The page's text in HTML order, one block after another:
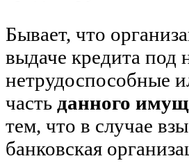
Бывает, что
выдаче кредита под
нетрудоспособные
часть данного
тем, что в случае
банковская